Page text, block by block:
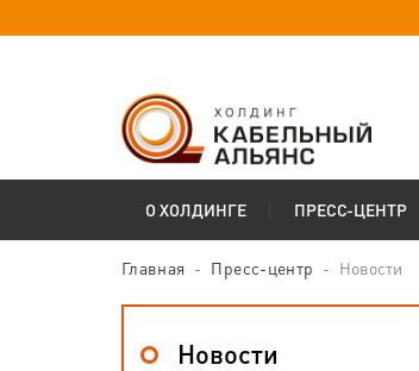
О ХОЛДИНГЕ ПРЕСС-ЦЕНТР
Главная Пресс-центр Новости
Новости